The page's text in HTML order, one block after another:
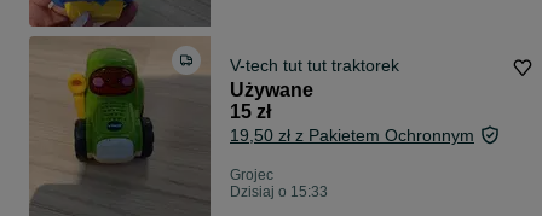
V-tech tut tut traktorek
Używane
15 zł
19,50 zł z Pakietem Ochronnym
Grojec
Dzisiaj o 15:33